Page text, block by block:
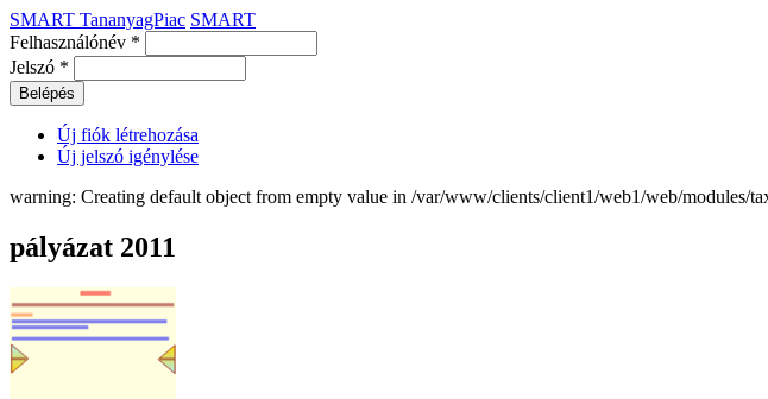
SMART TananyagPiac SMART
Felhasználónév *
Jelszó *
Új fiók létrehozása
Új jelszó igénylése
warning: Creating default object from empty value in /var/www/clients/client1/web1/web/modules/
pályázat 2011